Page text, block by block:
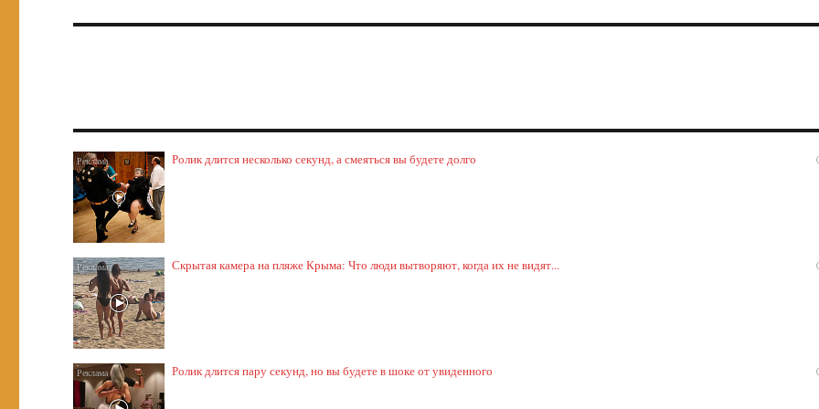
Ролик длится несколько секунд, а смеяться вы будете долго
Скрытая камера на пляже Крыма: Что люди вытворяют, когда их не видят...
Ролик длится пару секунд, но вы будете в шоке от увиденного